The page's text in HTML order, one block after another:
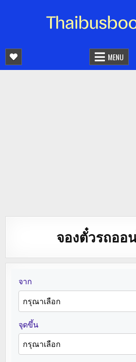
จองตั๋วรถออนไลน์ 24 ชั่วโม
MENU
จองตั๋วรถออ